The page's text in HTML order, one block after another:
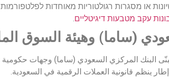
או מסגרות רגולטוריות מאוחדות
עקב מטבעות דיגיטליים.
(ساما) وهيئة السوق
ينظم قانونية العملات الرقمية في السعودية.